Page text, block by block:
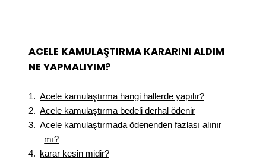
ACELE KAMULAŞTIRMA KARARINI ALDIM
NE YAPMALIYIM?
Acele kamulaştırma hangi hallerde yapılır?
Acele kamulaştırma bedeli derhal ödenir
Acele kamulaştırmada ödenenden fazlası alınır
mı?
karar kesin midir?